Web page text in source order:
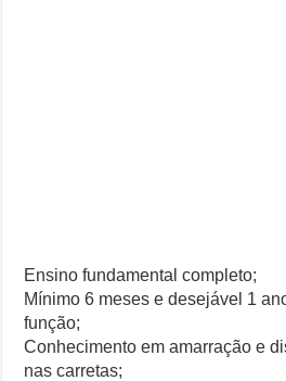
Ensino fundamental completo;
Mínimo 6 meses e desejável 1
função;
Conhecimento em amarração e
nas carretas;